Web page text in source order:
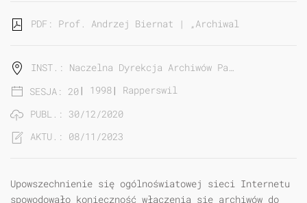
Upowszechnienie się ogólnoświatowej sieci Internetu
spowodowało konieczność włączenia się archiwów do
PDF: Prof. Andrzej Biernat | „Archiwalne” strony
INST.: Naczelna Dyrekcja Archiwów Pa…
SESJA: 20| 1998| Rapperswil
PUBL.: 30/12/2020
AKTU.: 08/11/2023